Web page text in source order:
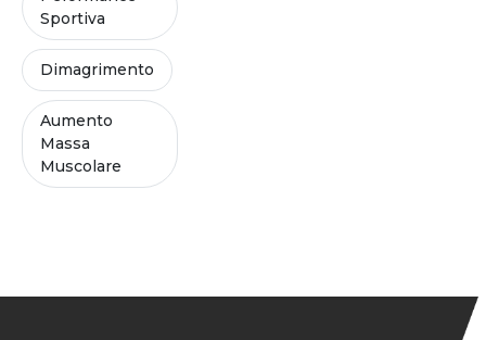
Sportiva
Dimagrimento
Aumento
Massa
Muscolare